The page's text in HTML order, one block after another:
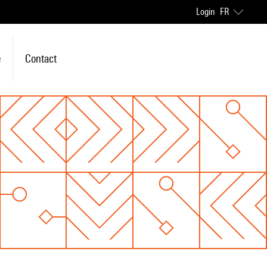
Login FR
Contact